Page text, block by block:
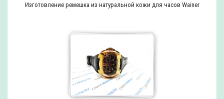
Изготовление ремешка из натуральной кожи для часов Wainer